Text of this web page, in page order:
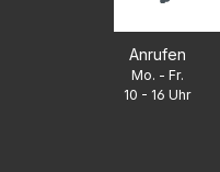
Anrufen
Mo. - Fr.
10 - 16 Uhr